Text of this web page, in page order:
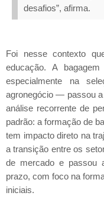
desafios”, afirma.
Foi nesse contexto
educação. A
especialmente na
agronegócio — passou a
análise recorrente de
padrão: a formação de
tem impacto direto na
a transição entre os
de mercado e passou
prazo, com foco na
iniciais.